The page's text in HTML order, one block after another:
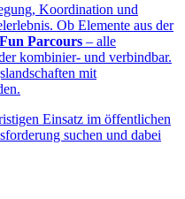
Koordination und
Ob Elemente aus der
Fun Parcours – alle
kombinier- und verbindbar.
mit
Einsatz im öffentlichen
suchen und dabei